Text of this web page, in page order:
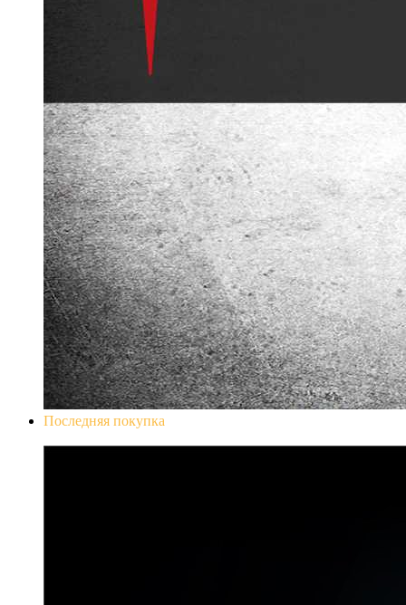
Последняя покупка